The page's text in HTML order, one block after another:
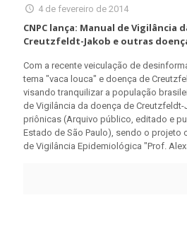
4 de fevereiro de 2014
CNPC lança: Manual de Vigilância
Creutzfeldt-Jakob e outras
Com a recente veiculação de
tema "vaca louca" e doença de
visando tranquilizar a população
de Vigilância da doença de
priônicas (Arquivo público, editado e
Estado de São Paulo), sendo o projeto
de Vigilância Epidemiológica "Prof.